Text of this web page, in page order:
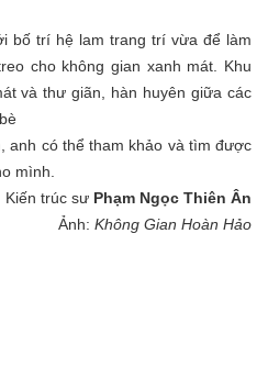
bố trí hệ lam trang trí vừa để làm
cho không gian xanh mát. Khu
và thư giãn, hàn huyên giữa các
anh có thể tham khảo và tìm được
mình.
Kiến trúc sư Phạm Ngọc Thiên Ân
Ảnh: Không Gian Hoàn Hảo